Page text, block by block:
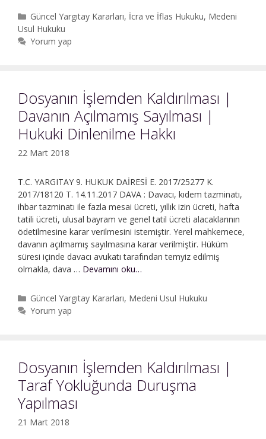
Kaldırılması
|
İtirazı
Kategoriler
Güncel Yargıtay Kararları, İcra ve İflas Hukuku, Medeni
Usul Hukuku
Yorum yap
Dosyanın İşlemden Kaldırılması |
Davanın Açılmamış Sayılması |
Hukuki Dinlenilme Hakkı
22 Mart 2018
T.C. YARGITAY 9. HUKUK DAİRESİ E. 2017/25277 K.
2017/18120 T. 14.11.2017 DAVA : Davacı, kıdem tazminatı,
ihbar tazminatı ile fazla mesai ücreti, yıllık izin ücreti, hafta
tatili ücreti, ulusal bayram ve genel tatil ücreti alacaklarının
ödetilmesine karar verilmesini istemiştir. Yerel mahkemece,
davanın açılmamış sayılmasına karar verilmiştir. Hüküm
süresi içinde davacı avukatı tarafından temyiz edilmiş
olmakla, dava … Devamını oku…
Kaldırılması
Hukuki
Dinlenilme
Hakkı
Kategoriler
Güncel Yargıtay Kararları, Medeni Usul Hukuku
Yorum yap
Dosyanın İşlemden Kaldırılması |
Taraf Yokluğunda Duruşma
Yapılması
21 Mart 2018